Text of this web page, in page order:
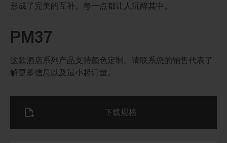
形成了完美的互补。每一点都让人沉醉其中。
PM37
这款酒店系列产品支持颜色定制。请联系您的销售代表了
解更多信息以及最小起订量。
下载规格